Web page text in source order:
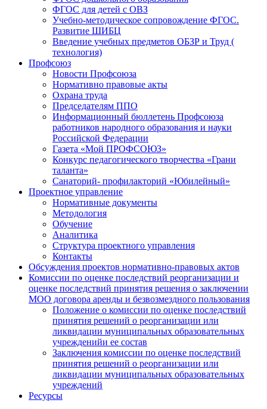
ФГОС для детей с ОВЗ
Учебно-методическое сопровождение ФГОС.
Развитие ШИБЦ
Введение учебных предметов ОБЗР и Труд (
технология)
Профсоюз
Новости Профсоюза
Нормативно правовые акты
Охрана труда
Председателям ППО
Информационный бюллетень Профсоюза
работников народного образования и науки
Российской Федерации
Газета «Мой ПРОФСОЮЗ»
Конкурс педагогического творчества «Грани
таланта»
Санаторий- профилакторий «Юбилейный»
Проектное управление
Нормативные документы
Методология
Обучение
Аналитика
Структура проектного управления
Контакты
Обсуждения проектов нормативно-правовых актов
Комиссии по оценке последствий реорганизации и
оценке последствий принятия решения о заключении
МОО договора аренды и безвозмездного пользования
Положение о комиссии по оценке последствий
принятия решений о реорганизации или
ликвидации муниципальных образовательных
учрежденийи ее состав
Заключения комиссии по оценке последствий
принятия решений о реорганизации или
ликвидации муниципальных образовательных
учреждений
Ресурсы